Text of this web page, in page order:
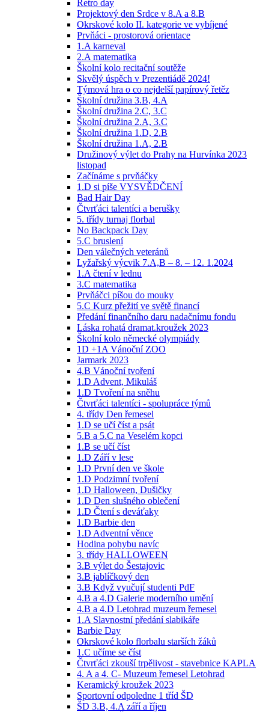
Retro day
Projektový den Srdce v 8.A a 8.B
Okrskové kolo II. kategorie ve vybíjené
Prvňáci - prostorová orientace
1.A karneval
2.A matematika
Školní kolo recitační soutěže
Skvělý úspěch v Prezentiádě 2024!
Týmová hra o co nejdelší papírový řetěz
Školní družina 3.B, 4.A
Školní družina 2.C, 3.C
Školní družina 2.A, 3.C
Školní družina 1.D, 2.B
Školní družina 1.A, 2.B
Družinový výlet do Prahy na Hurvínka 2023
listopad
Začínáme s prvňáčky
1.D si píše VYSVĚDČENÍ
Bad Hair Day
Čtvrťáci talentíci a berušky
5. třídy turnaj florbal
No Backpack Day
5.C bruslení
Den válečných veteránů
Lyžařský výcvik 7.A,B – 8. – 12. 1.2024
1.A čtení v lednu
3.C matematika
Prvňáčci píšou do mouky
5.C Kurz přežití ve světě financí
Předání finančního daru nadačnímu fondu
Láska rohatá dramat.kroužek 2023
Školní kolo německé olympiády
1D +1A Vánoční ZOO
Jarmark 2023
4.B Vánoční tvoření
1.D Advent, Mikuláš
1.D Tvoření na sněhu
Čtvrťáci talentíci - spolupráce týmů
4. třídy Den řemesel
1.D se učí číst a psát
5.B a 5.C na Veselém kopci
1.B se učí číst
1.D Září v lese
1.D První den ve škole
1.D Podzimní tvoření
1.D Halloween, Dušičky
1.D Den slušného oblečení
1.D Čtení s deváťaky
1.D Barbie den
1.D Adventní věnce
Hodina pohybu navíc
3. třídy HALLOWEEN
3.B výlet do Šestajovic
3.B jablíčkový den
3.B Když vyučují studenti PdF
4.B a 4.D Galerie moderního umění
4.B a 4.D Letohrad muzeum řemesel
1.A Slavnostní předání slabikáře
Barbie Day
Okrskové kolo florbalu starších žáků
1.C učíme se číst
Čtvrťáci zkouší trpělivost - stavebnice KAPLA
4. A a 4. C- Muzeum řemesel Letohrad
Keramický kroužek 2023
Sportovní odpoledne 1 tříd ŠD
ŠD 3.B, 4.A září a říjen